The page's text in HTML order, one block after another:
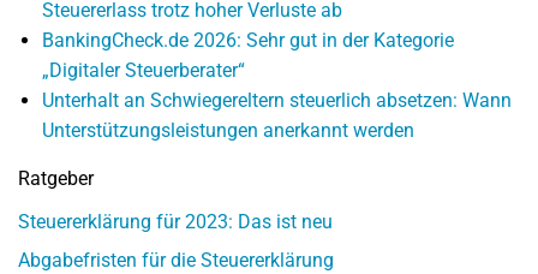
Steuererlass trotz hoher Verluste ab
BankingCheck.de 2026: Sehr gut in der Kategorie
„Digitaler Steuerberater“
Unterhalt an Schwiegereltern steuerlich absetzen: Wann
Unterstützungsleistungen anerkannt werden
Ratgeber
Steuererklärung für 2023: Das ist neu
Abgabefristen für die Steuererklärung